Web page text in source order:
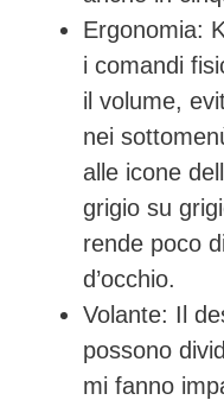
Ergonomia:
i comandi
il volume,
nei
alle icone
grigio su
rende poco
d’occhio.
Volante: Il
possono
mi fanno